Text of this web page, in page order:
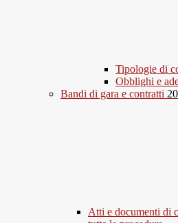
Tipologie di
Obblighi e
Bandi di gara e contratti
Atti e documenti di